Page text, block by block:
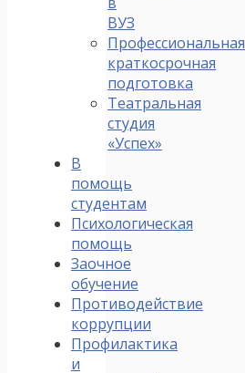
ВУЗ
Профессиональная
краткосрочная
подготовка
Театральная
студия
«Успех»
В
помощь
студентам
Психологическая
помощь
Заочное
обучение
Противодействие
коррупции
Профилактика
и